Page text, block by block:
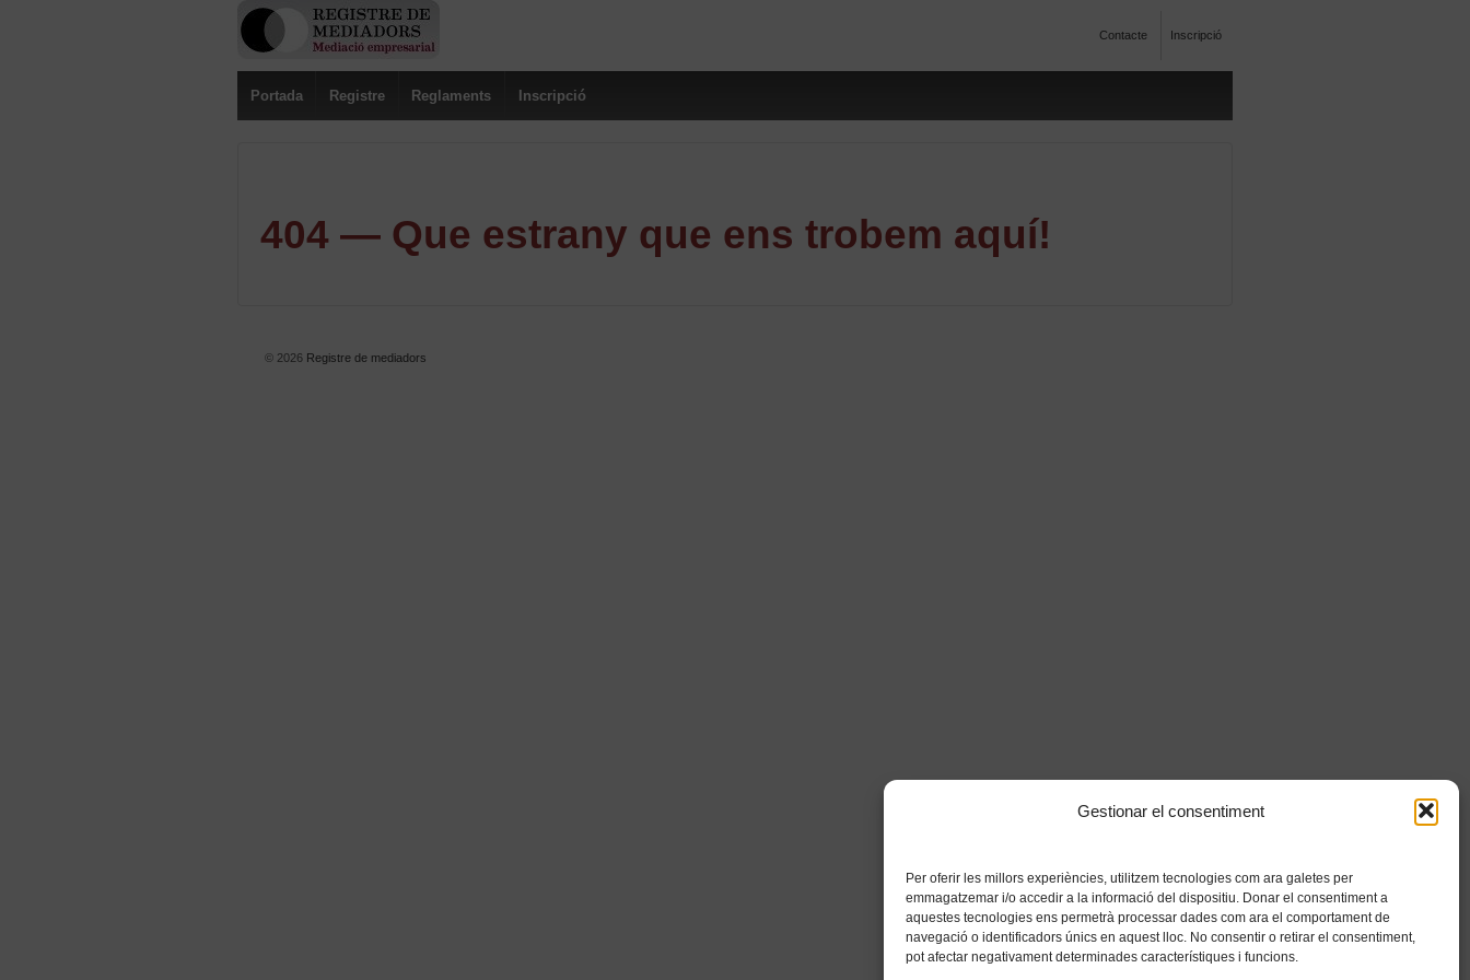
Gestionar el consentiment
Per oferir les millors experiències, utilitzem tecnologies com ara galetes per
emmagatzemar i/o accedir a la informació del dispositiu. Donar el consentiment a
aquestes tecnologies ens permetrà processar dades com ara el comportament de
navegació o identificadors únics en aquest lloc. No consentir o retirar el consentiment,
pot afectar negativament determinades característiques i funcions.
Contacte Inscripció
Portada Registre Reglaments Inscripció
404 — Que estrany que ens trobem aquí!
© 2026 Registre de mediadors